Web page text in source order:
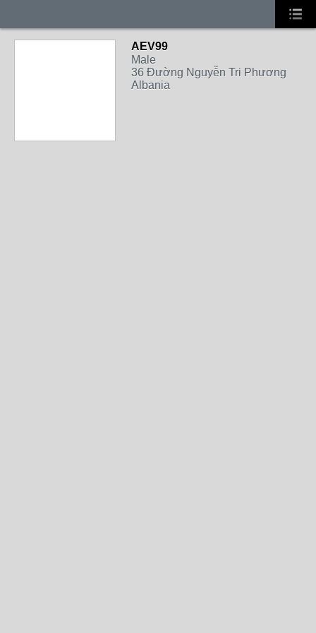
AEV99
Male
36 Đường Nguyễn Tri Phương
Albania